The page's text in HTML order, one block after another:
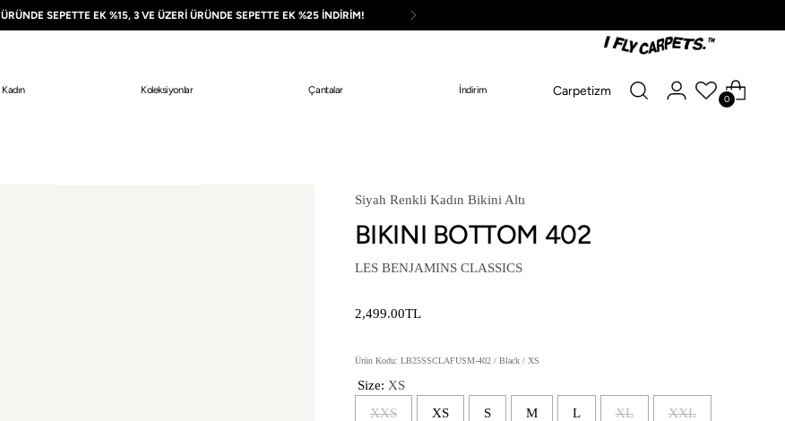
ÜRÜNDE SEPETTE EK %15, 3 VE ÜZERİ ÜRÜNDE SEPETTE EK %25 İNDİRİM!
Kadın Koleksiyonlar Çantalar İndirim Carpetizm
0
Siyah Renkli Kadın Bikini Altı
BIKINI BOTTOM 402
LES BENJAMINS CLASSICS
Fiyat
2,499.00TL
Ürün Kodu: LB25SSCLAFUSM-402 / Black / XS
Size: XS
XXS
XS S M L XL XXL